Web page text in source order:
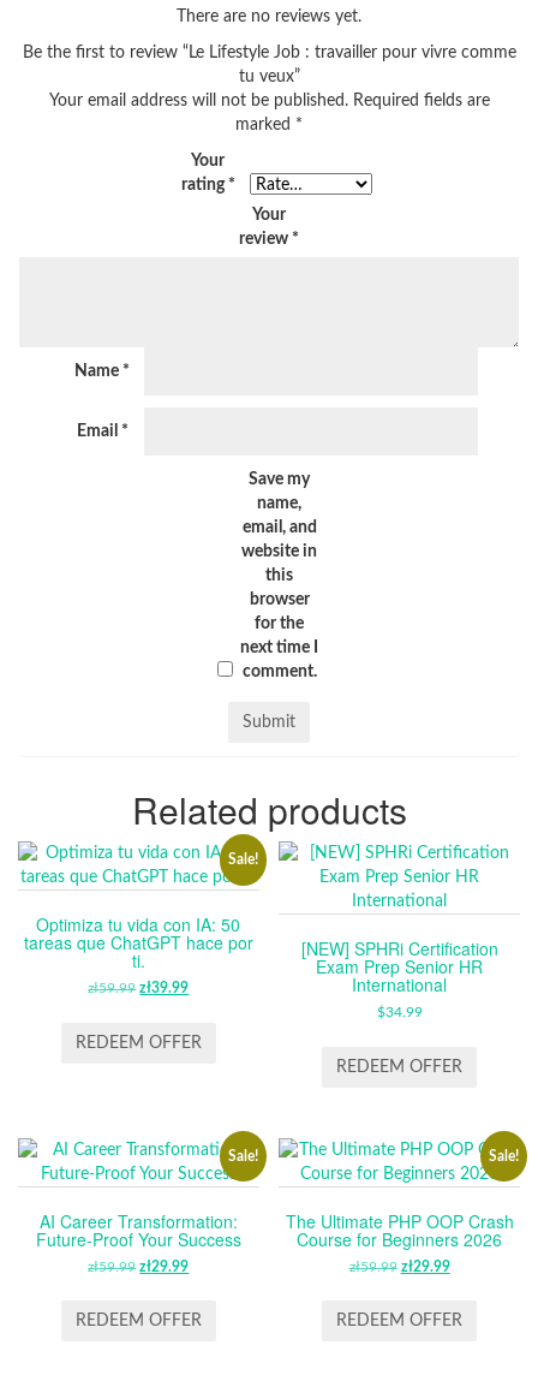
There are no reviews yet.
Be the first to review “Le Lifestyle Job : travailler pour vivre comme
tu veux”
Your email address will not be published. Required fields are
marked *
Your
rating *
Your
review *
Name *
Email *
Save my
name,
email, and
website in
this
browser
for the
next time I
comment.
Related products
Sale!
Optimiza tu vida con IA: 50
tareas que ChatGPT hace por
ti.
zł59.99 ORIGINAL
WAS:
zł39.99CURRENT
IS:
REDEEM OFFER
[NEW] SPHRi Certification
Exam Prep Senior HR
International
$34.99
REDEEM OFFER
Sale!
AI Career Transformation:
Future-Proof Your Success
zł59.99 ORIGINAL
WAS:
zł29.99CURRENT
IS:
REDEEM OFFER
Sale!
The Ultimate PHP OOP Crash
Course for Beginners 2026
zł59.99 ORIGINAL
WAS:
zł29.99CURRENT
IS:
REDEEM OFFER